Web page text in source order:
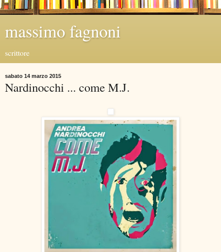
massimo fagnoni
scrittore
sabato 14 marzo 2015
Nardinocchi ... come M.J.